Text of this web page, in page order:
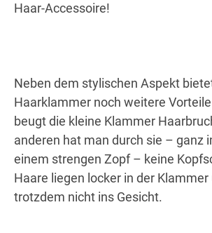
Haar-Accessoire!
Neben dem stylischen Aspekt
Haarklammer noch weitere
beugt die kleine Klammer
anderen hat man durch sie – ganz
einem strengen Zopf – keine
Haare liegen locker in der Klammer
trotzdem nicht ins Gesicht.